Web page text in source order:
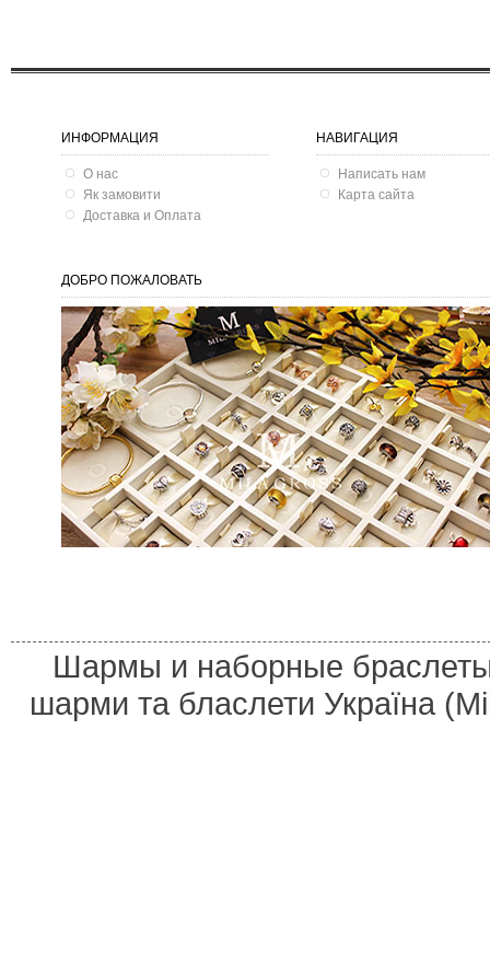
ИНФОРМАЦИЯ
О нас
Як замовити
Доставка и Оплата
НАВИГАЦИЯ
Написать нам
Карта сайта
ДОБРО ПОЖАЛОВАТЬ
Шармы и наборные
шарми та бласлети Україна